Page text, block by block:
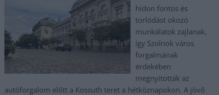
hídon fontos és
torlódást okozó
munkálatok zajlanak,
így Szolnok város
forgalmának
érdekében
megnyitották az
autóforgalom előtt a Kossuth teret a hétköznapokon. A jövő